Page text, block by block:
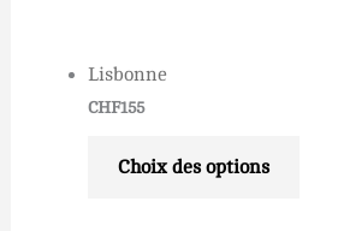
Lisbonne
CHF155
Choix des options